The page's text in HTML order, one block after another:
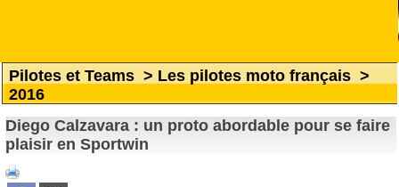
Pilotes et Teams > Les pilotes moto français >
2016
Diego Calzavara : un proto abordable pour se faire
plaisir en Sportwin